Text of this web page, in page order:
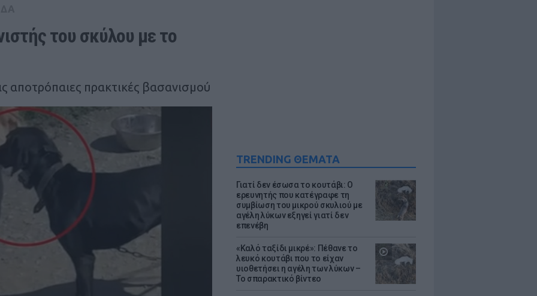
TRENDING ΘΕΜΑΤΑ
Γιατί δεν έσωσα το κουτάβι: Ο
ερευνητής που κατέγραφε τη
συμβίωση του μικρού σκυλιού με
αγέλη λύκων εξηγεί γιατί δεν
επενέβη
«Καλό ταξίδι μικρέ»: Πέθανε το
λευκό κουτάβι που το είχαν
υιοθετήσει η αγέλη των λύκων –
Το σπαρακτικό βίντεο
του σκύλου με το
αποτρόπαιες πρακτικές βασανισμού